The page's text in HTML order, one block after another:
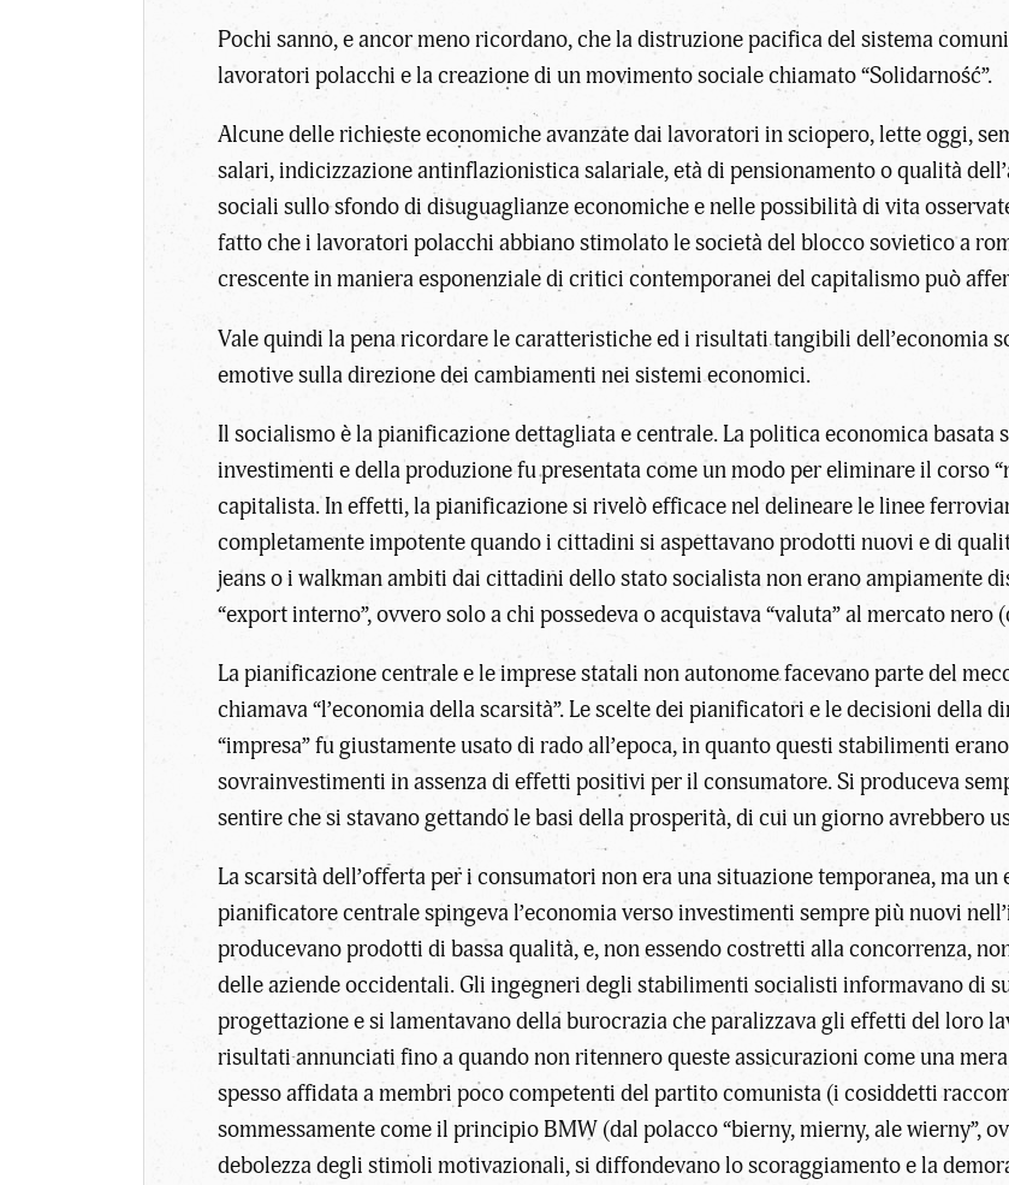
Pochi sanno, e ancor meno ricordano, che la distruzione pacifica del sistema
lavoratori polacchi e la creazione di un movimento sociale chiamato “Solidarność”.
Alcune delle richieste economiche avanzate dai lavoratori in sciopero, lette oggi,
salari, indicizzazione antinflazionistica salariale, età di pensionamento o qualità
sociali sullo sfondo di disuguaglianze economiche e nelle possibilità di vita
fatto che i lavoratori polacchi abbiano stimolato le società del blocco sovietico a
crescente in maniera esponenziale di critici contemporanei del capitalismo può
Vale quindi la pena ricordare le caratteristiche ed i risultati tangibili dell’economia
emotive sulla direzione dei cambiamenti nei sistemi economici.
Il socialismo è la pianificazione dettagliata e centrale. La politica economica
investimenti e della produzione fu presentata come un modo per eliminare il corso
capitalista. In effetti, la pianificazione si rivelò efficace nel delineare le linee
completamente impotente quando i cittadini si aspettavano prodotti nuovi e di
jeans o i walkman ambiti dai cittadini dello stato socialista non erano ampiamente
“export interno”, ovvero solo a chi possedeva o acquistava “valuta” al mercato
La pianificazione centrale e le imprese statali non autonome facevano parte del
chiamava “l’economia della scarsità”. Le scelte dei pianificatori e le decisioni
“impresa” fu giustamente usato di rado all’epoca, in quanto questi stabilimenti
sovrainvestimenti in assenza di effetti positivi per il consumatore. Si produceva
sentire che si stavano gettando le basi della prosperità, di cui un giorno avrebbero
La scarsità dell’offerta per i consumatori non era una situazione temporanea, ma
pianificatore centrale spingeva l’economia verso investimenti sempre più nuovi
producevano prodotti di bassa qualità, e, non essendo costretti alla concorrenza,
delle aziende occidentali. Gli ingegneri degli stabilimenti socialisti informavano di
progettazione e si lamentavano della burocrazia che paralizzava gli effetti del loro
risultati annunciati fino a quando non ritennero queste assicurazioni come una
spesso affidata a membri poco competenti del partito comunista (i cosiddetti
sommessamente come il principio BMW (dal polacco “bierny, mierny, ale wierny”,
debolezza degli stimoli motivazionali, si diffondevano lo scoraggiamento e la